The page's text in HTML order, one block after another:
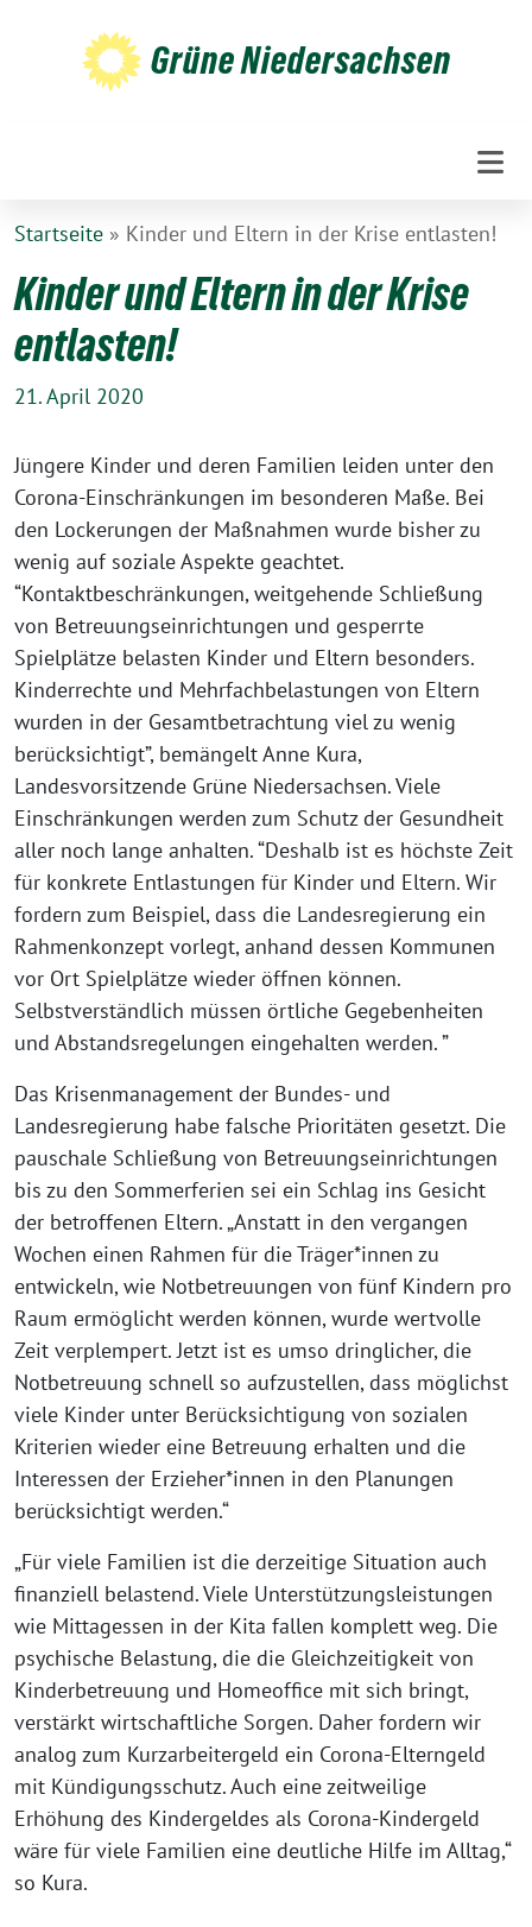
Grüne Niedersachsen
Startseite » Kinder und Eltern in der Krise entlasten!
Kinder und Eltern in der Krise
entlasten!
21. April 2020
Jüngere Kinder und deren Familien leiden unter den
Corona-Einschränkungen im besonderen Maße. Bei
den Lockerungen der Maßnahmen wurde bisher zu
wenig auf soziale Aspekte geachtet.
“Kontaktbeschränkungen, weitgehende Schließung
von Betreuungseinrichtungen und gesperrte
Spielplätze belasten Kinder und Eltern besonders.
Kinderrechte und Mehrfachbelastungen von Eltern
wurden in der Gesamtbetrachtung viel zu wenig
berücksichtigt”, bemängelt Anne Kura,
Landesvorsitzende Grüne Niedersachsen. Viele
Einschränkungen werden zum Schutz der Gesundheit
aller noch lange anhalten. “Deshalb ist es höchste Zeit
für konkrete Entlastungen für Kinder und Eltern. Wir
fordern zum Beispiel, dass die Landesregierung ein
Rahmenkonzept vorlegt, anhand dessen Kommunen
vor Ort Spielplätze wieder öffnen können.
Selbstverständlich müssen örtliche Gegebenheiten
und Abstandsregelungen eingehalten werden. ”
Das Krisenmanagement der Bundes- und
Landesregierung habe falsche Prioritäten gesetzt. Die
pauschale Schließung von Betreuungseinrichtungen
bis zu den Sommerferien sei ein Schlag ins Gesicht
der betroffenen Eltern. „Anstatt in den vergangen
Wochen einen Rahmen für die Träger*innen zu
entwickeln, wie Notbetreuungen von fünf Kindern pro
Raum ermöglicht werden können, wurde wertvolle
Zeit verplempert. Jetzt ist es umso dringlicher, die
Notbetreuung schnell so aufzustellen, dass möglichst
viele Kinder unter Berücksichtigung von sozialen
Kriterien wieder eine Betreuung erhalten und die
Interessen der Erzieher*innen in den Planungen
berücksichtigt werden.“
„Für viele Familien ist die derzeitige Situation auch
finanziell belastend. Viele Unterstützungsleistungen
wie Mittagessen in der Kita fallen komplett weg. Die
psychische Belastung, die die Gleichzeitigkeit von
Kinderbetreuung und Homeoffice mit sich bringt,
verstärkt wirtschaftliche Sorgen. Daher fordern wir
analog zum Kurzarbeitergeld ein Corona-Elterngeld
mit Kündigungsschutz. Auch eine zeitweilige
Erhöhung des Kindergeldes als Corona-Kindergeld
wäre für viele Familien eine deutliche Hilfe im Alltag,“
so Kura.